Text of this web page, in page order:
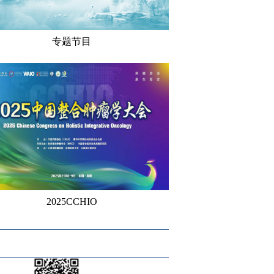
专题节目
2025CCHIO